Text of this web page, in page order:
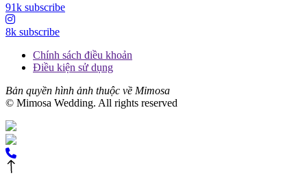
91k subscribe
8k subscribe
Chính sách điều khoản
Điều kiện sử dụng
Bản quyền hình ảnh thuộc về Mimosa
© Mimosa Wedding. All rights reserved